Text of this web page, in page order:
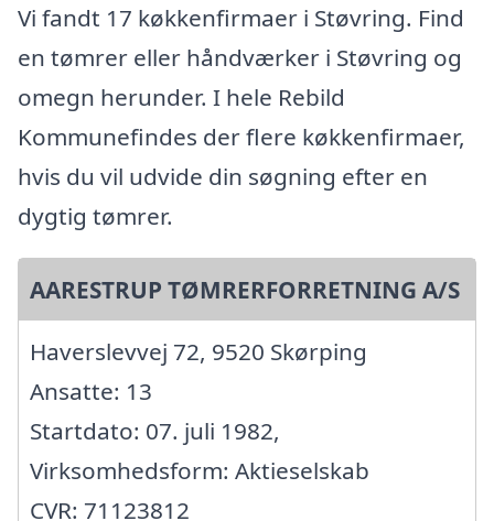
Vi fandt 17 køkkenfirmaer i Støvring. Find
en tømrer eller håndværker i Støvring og
omegn herunder. I hele Rebild
Kommunefindes der flere køkkenfirmaer,
hvis du vil udvide din søgning efter en
dygtig tømrer.
AARESTRUP TØMRERFORRETNING A/S
Haverslevvej 72, 9520 Skørping
Ansatte: 13
Startdato: 07. juli 1982,
Virksomhedsform: Aktieselskab
CVR: 71123812